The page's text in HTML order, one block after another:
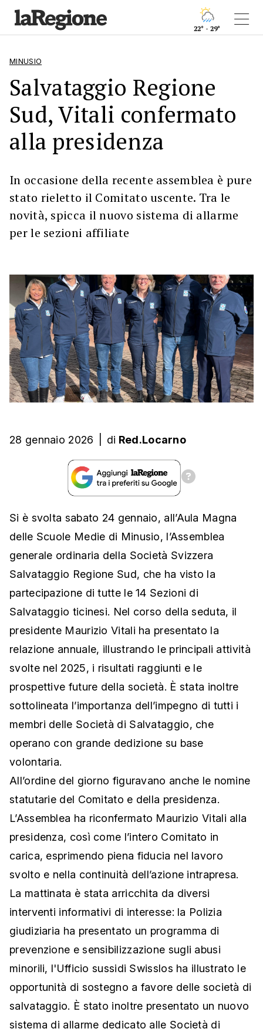
22° - 29°
MINUSIO
Salvataggio Regione
Sud, Vitali confermato
alla presidenza
In occasione della recente assemblea è pure
stato rieletto il Comitato uscente. Tra le
novità, spicca il nuovo sistema di allarme
per le sezioni affiliate
28 gennaio 2026 di Red.Locarno
Si è svolta sabato 24 gennaio, all’Aula Magna
delle Scuole Medie di Minusio, l’Assemblea
generale ordinaria della Società Svizzera
Salvataggio Regione Sud, che ha visto la
partecipazione di tutte le 14 Sezioni di
Salvataggio ticinesi. Nel corso della seduta, il
presidente Maurizio Vitali ha presentato la
relazione annuale, illustrando le principali attività
svolte nel 2025, i risultati raggiunti e le
prospettive future della società. È stata inoltre
sottolineata l’importanza dell’impegno di tutti i
membri delle Società di Salvataggio, che
operano con grande dedizione su base
volontaria.
All’ordine del giorno figuravano anche le nomine
statutarie del Comitato e della presidenza.
L’Assemblea ha riconfermato Maurizio Vitali alla
presidenza, così come l’intero Comitato in
carica, esprimendo piena fiducia nel lavoro
svolto e nella continuità dell’azione intrapresa.
La mattinata è stata arricchita da diversi
interventi informativi di interesse: la Polizia
giudiziaria ha presentato un programma di
prevenzione e sensibilizzazione sugli abusi
minorili, l'Ufficio sussidi Swisslos ha illustrato le
opportunità di sostegno a favore delle società di
salvataggio. È stato inoltre presentato un nuovo
sistema di allarme dedicato alle Società di